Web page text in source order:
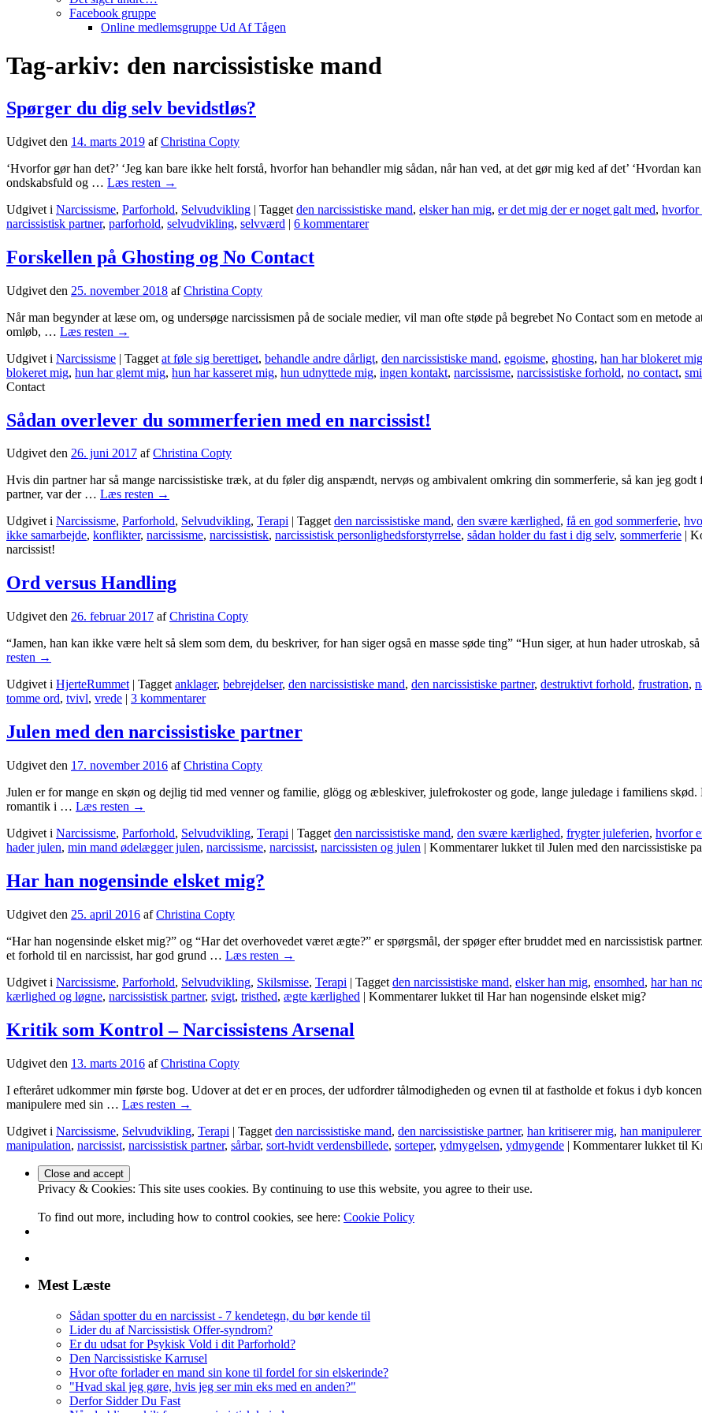
Facebook gruppe
Online medlemsgruppe Ud Af Tågen
Tag-arkiv: den narcissistiske mand
Spørger du dig selv bevidstløs?
Udgivet den 14. marts 2019 af Christina Copty
‘Hvorfor gør han det?’ ‘Jeg kan bare ikke helt forstå, hvorfor han behandler mig sådan, når han ved, at det gør mig ked af det’ ‘Hvordan
ondskabsfuld og … Læs resten →
Udgivet i Narcissisme, Parforhold, Selvudvikling | Tagget den narcissistiske mand, elsker han mig, er det mig der er noget galt med, hvorfor
narcissistisk partner, parforhold, selvudvikling, selvværd | 6 kommentarer
Forskellen på Ghosting og No Contact
Udgivet den 25. november 2018 af Christina Copty
Når man begynder at læse om, og undersøge narcissismen på de sociale medier, vil man ofte støde på begrebet No Contact som en metode
omløb, … Læs resten →
Udgivet i Narcissisme | Tagget at føle sig berettiget, behandle andre dårligt, den narcissistiske mand, egoisme, ghosting, han har blokeret mig
blokeret mig, hun har glemt mig, hun har kasseret mig, hun udnyttede mig, ingen kontakt, narcissisme, narcissistiske forhold, no contact,
Contact
Sådan overlever du sommerferien med en narcissist!
Udgivet den 26. juni 2017 af Christina Copty
Hvis din partner har så mange narcissistiske træk, at du føler dig anspændt, nervøs og ambivalent omkring din sommerferie, så kan jeg
partner, var der … Læs resten →
Udgivet i Narcissisme, Parforhold, Selvudvikling, Terapi | Tagget den narcissistiske mand, den svære kærlighed, få en god sommerferie,
ikke samarbejde, konflikter, narcissisme, narcissistisk, narcissistisk personlighedsforstyrrelse, sådan holder du fast i dig selv, sommerferie |
narcissist!
Ord versus Handling
Udgivet den 26. februar 2017 af Christina Copty
“Jamen, han kan ikke være helt så slem som dem, du beskriver, for han siger også en masse søde ting” “Hun siger, at hun hader
resten →
Udgivet i HjerteRummet | Tagget anklager, bebrejdelser, den narcissistiske mand, den narcissistiske partner, destruktivt forhold, frustration,
tomme ord, tvivl, vrede | 3 kommentarer
Julen med den narcissistiske partner
Udgivet den 17. november 2016 af Christina Copty
Julen er for mange en skøn og dejlig tid med venner og familie, glögg og æbleskiver, julefrokoster og gode, lange juledage i familiens
romantik i … Læs resten →
Udgivet i Narcissisme, Parforhold, Selvudvikling, Terapi | Tagget den narcissistiske mand, den svære kærlighed, frygter juleferien, hvorfor
hader julen, min mand ødelægger julen, narcissisme, narcissist, narcissisten og julen | Kommentarer lukket til Julen med den narcissistiske
Har han nogensinde elsket mig?
Udgivet den 25. april 2016 af Christina Copty
“Har han nogensinde elsket mig?” og “Har det overhovedet været ægte?” er spørgsmål, der spøger efter bruddet med en narcissistisk
et forhold til en narcissist, har god grund … Læs resten →
Udgivet i Narcissisme, Parforhold, Selvudvikling, Skilsmisse, Terapi | Tagget den narcissistiske mand, elsker han mig, ensomhed, har han
kærlighed og løgne, narcissistisk partner, svigt, tristhed, ægte kærlighed | Kommentarer lukket til Har han nogensinde elsket mig?
Kritik som Kontrol – Narcissistens Arsenal
Udgivet den 13. marts 2016 af Christina Copty
I efteråret udkommer min første bog. Udover at det er en proces, der udfordrer tålmodigheden og evnen til at fastholde et fokus i dyb
manipulere med sin … Læs resten →
Udgivet i Narcissisme, Selvudvikling, Terapi | Tagget den narcissistiske mand, den narcissistiske partner, han kritiserer mig, han
manipulation, narcissist, narcissistisk partner, sårbar, sort-hvidt verdensbillede, sorteper, ydmygelsen, ydmygende | Kommentarer lukket til
Privacy & Cookies: This site uses cookies. By continuing to use this website, you agree to their use.
To find out more, including how to control cookies, see here: Cookie Policy
Mest Læste
Sådan spotter du en narcissist - 7 kendetegn, du bør kende til
Lider du af Narcissistisk Offer-syndrom?
Er du udsat for Psykisk Vold i dit Parforhold?
Den Narcissistiske Karrusel
Hvor ofte forlader en mand sin kone til fordel for sin elskerinde?
"Hvad skal jeg gøre, hvis jeg ser min eks med en anden?"
Derfor Sidder Du Fast